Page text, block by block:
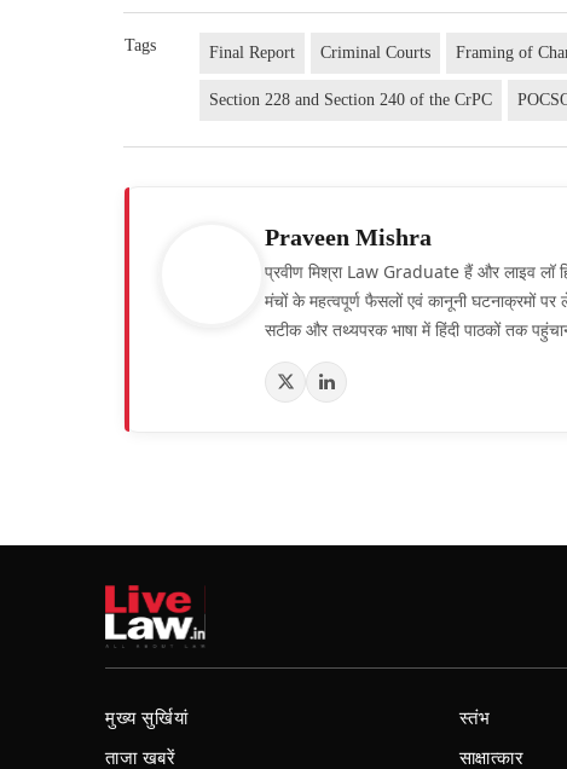
Tags Final Report Criminal Courts Framing of
Section 228 and Section 240 of the CrPC
Praveen Mishra
प्रवीण मिश्रा Law Graduate हैं और लाइव लॉ
मंचों के महत्वपूर्ण फैसलों एवं कानूनी घटनाक्रमों
सटीक और तथ्यपरक भाषा में हिंदी पाठकों तक
मुख्य सुर्खियां
ताजा खबरें
स्तंभ
साक्षात्कार